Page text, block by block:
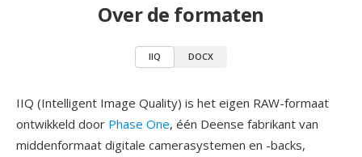
Over de formaten
IIQ DOCX
IIQ (Intelligent Image Quality) is het eigen RAW-formaat
ontwikkeld door Phase One, één Deense fabrikant van
middenformaat digitale camerasystemen en -backs,